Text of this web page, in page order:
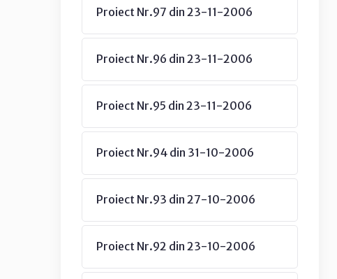
Proiect Nr.97 din 23-11-2006
Proiect Nr.96 din 23-11-2006
Proiect Nr.95 din 23-11-2006
Proiect Nr.94 din 31-10-2006
Proiect Nr.93 din 27-10-2006
Proiect Nr.92 din 23-10-2006